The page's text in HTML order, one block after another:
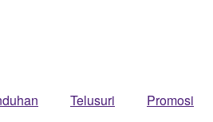
Telusuri Promosi